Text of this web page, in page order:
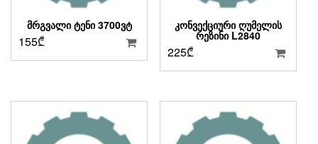
ᲛᲠᲒᲕᲐᲚᲘ ᲢᲔᲜᲘ 3700ᲕᲢ
155₾
ᲙᲝᲜᲕᲔᲥᲪᲘᲣᲠᲘ ᲦᲣᲛᲔᲚᲘᲡ
ᲠᲔᲖᲘᲜᲘ L2840
225₾